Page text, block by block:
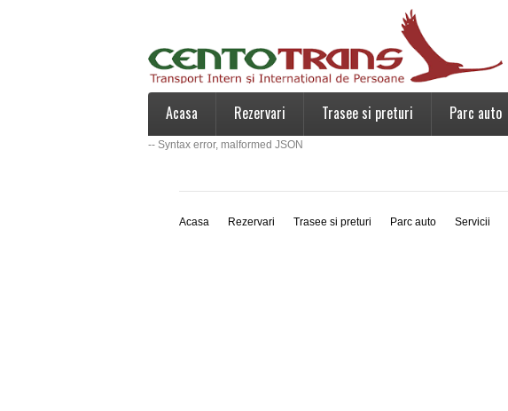
Acasa Rezervari Trasee si preturi Parc auto
-- Syntax error, malformed JSON
Acasa Rezervari Trasee si preturi Parc auto Servicii